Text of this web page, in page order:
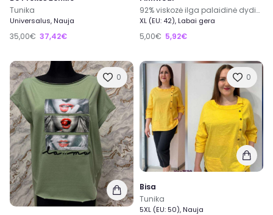
Tunika
Universalus, Nauja
35,00€ 37,42€
92% viskozė ilga palaidinė dydis XL 48/50
XL (EU: 42), Labai gera
5,00€ 5,92€
0 0
Bisa
Tunika
5XL (EU: 50), Nauja